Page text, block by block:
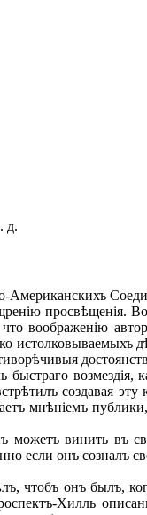
д.
Американскихъ
просвѣщенія.
воображенію
создавая
мнѣніемъ
винить въ
если онъ созналъ
чтобъ онъ былъ,
Хилль